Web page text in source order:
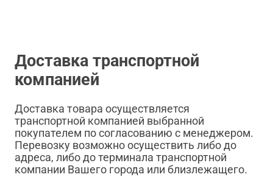
Доставка транспортной
компанией
Доставка товара осуществляется
транспортной компанией выбранной
покупателем по согласованию с менеджером.
Перевозку возможно осуществить либо до
адреса, либо до терминала транспортной
компании Вашего города или близлежащего.